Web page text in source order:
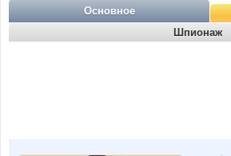
Основное
Шпионаж